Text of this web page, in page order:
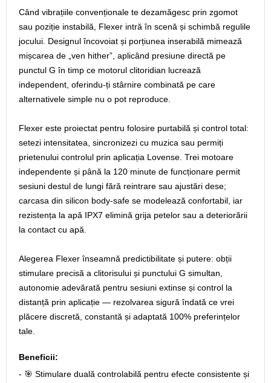
Când vibrațiile convenționale te dezamăgesc prin zgomot
sau poziție instabilă, Flexer intră în scenă și schimbă regulile
jocului. Designul încovoiat și porțiunea inserabilă mimează
mișcarea de „ven hither”, aplicând presiune directă pe
punctul G în timp ce motorul clitoridian lucrează
independent, oferindu-ți stârnire combinată pe care
alternativele simple nu o pot reproduce.
Flexer este proiectat pentru folosire purtabilă și control total:
setezi intensitatea, sincronizezi cu muzica sau permiți
prietenului controlul prin aplicația Lovense. Trei motoare
independente și până la 120 minute de funcționare permit
sesiuni destul de lungi fără reintrare sau ajustări dese;
carcasa din silicon body-safe se modelează confortabil, iar
rezistența la apă IPX7 elimină grija petelor sau a deteriorării
la contact cu apă.
Alegerea Flexer înseamnă predictibilitate și putere: obții
stimulare precisă a clitorisului și punctului G simultan,
autonomie adevărată pentru sesiuni extinse și control la
distanță prin aplicație — rezolvarea sigură îndată ce vrei
plăcere discretă, constantă și adaptată 100% preferințelor
tale.
Beneficii:
- 🎯 Stimulare duală controlabilă pentru efecte consistente și